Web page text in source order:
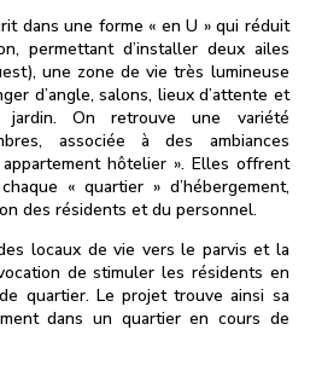
dans une forme « en U » qui réduit
permettant d’installer deux ailes
une zone de vie très lumineuse
d’angle, salons, lieux d’attente et
On retrouve une variété
associée à des ambiances
hôtelier ». Elles offrent
« quartier » d’hébergement,
des résidents et du personnel.
locaux de vie vers le parvis et la
de stimuler les résidents en
quartier. Le projet trouve ainsi sa
dans un quartier en cours de